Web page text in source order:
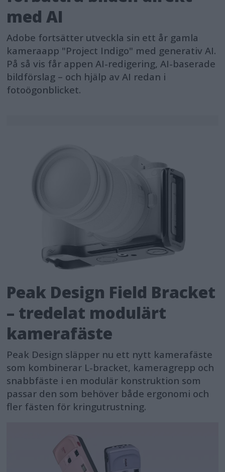
med AI
Adobe fortsätter utveckla sin ett år gamla
kameraapp "Project Indigo" med generativ AI.
På så vis får appen AI-redigering, AI-baserade
bildförslag – och hjälp av AI redan i
fotoögonblicket.
Peak Design Field Bracket
– tredelat modulärt
kamerafäste
Peak Design släpper nu ett nytt kamerafäste
som kombinerar L-bracket, kameragrepp och
snabbfäste i en modulär konstruktion som
passar den som behöver både ergonomi och
fler fästen för kringutrustning.